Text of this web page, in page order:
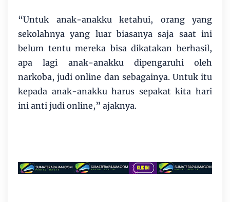
“Untuk anak-anakku ketahui, orang yang
sekolahnya yang luar biasanya saja saat ini
belum tentu mereka bisa dikatakan berhasil,
apa lagi anak-anakku dipengaruhi oleh
narkoba, judi online dan sebagainya. Untuk itu
kepada anak-anakku harus sepakat kita hari
ini anti judi online,” ajaknya.